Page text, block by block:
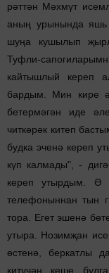
рәттән Мәхмүт
аның урынында яшь
шуңа кушылып
Туфли-
кайтышлый кереп
бардым. Мин кире
бетермәгән иде
читкәрәк китеп
будка эченә кереп
күп калмады", -
кереп утырдым. Ә
телефоныннан тын
тора. Егет эшенә
утыра. Нозимҗан
өстенә, беркатлы
китүчән кеше